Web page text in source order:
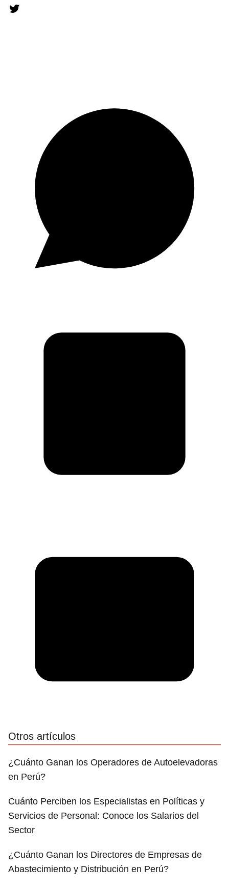
Otros artículos
¿Cuánto Ganan los Operadores de Autoelevadoras
en Perú?
Cuánto Perciben los Especialistas en Políticas y
Servicios de Personal: Conoce los Salarios del
Sector
¿Cuánto Ganan los Directores de Empresas de
Abastecimiento y Distribución en Perú?